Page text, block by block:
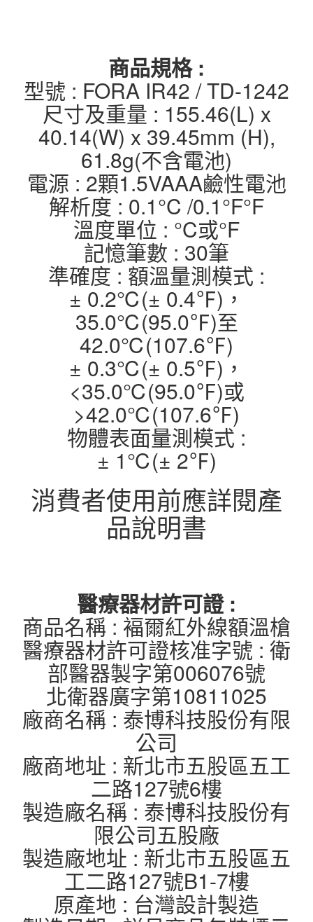
商品規格 :
型號 : FORA IR42 / TD-1242
尺寸及重量 : 155.46(L) x
40.14(W) x 39.45mm (H),
61.8g(不含電池)
電源 : 2顆1.5VAAA鹼性電池
解析度 : 0.1°C /0.1°F°F
溫度單位 : °C或°F
記憶筆數 : 30筆
準確度 : 額溫量測模式 :
± 0.2℃(± 0.4℉)，
35.0℃(95.0℉)至
42.0℃(107.6℉)
± 0.3℃(± 0.5℉)，
<35.0℃(95.0℉)或
>42.0℃(107.6℉)
物體表面量測模式 :
± 1℃(± 2℉)
消費者使用前應詳閱產
品說明書
醫療器材許可證 :
商品名稱 : 褔爾紅外線額溫槍
醫療器材許可證核准字號 : 衛
部醫器製字第006076號
北衛器廣字第10811025
廠商名稱 : 泰博科技股份有限
公司
廠商地址 : 新北市五股區五工
二路127號6樓
製造廠名稱 : 泰博科技股份有
限公司五股廠
製造廠地址 : 新北市五股區五
工二路127號B1-7樓
原產地 : 台灣設計製造